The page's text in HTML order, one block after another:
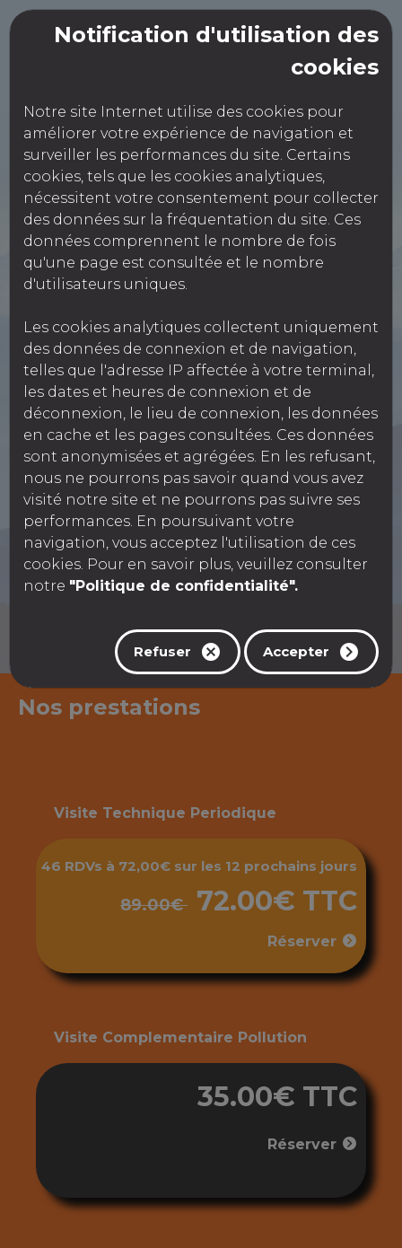
Notification d'utilisation des
cookies
Notre site Internet utilise des cookies pour
améliorer votre expérience de navigation et
surveiller les performances du site. Certains
cookies, tels que les cookies analytiques,
nécessitent votre consentement pour collecter
des données sur la fréquentation du site. Ces
données comprennent le nombre de fois
qu'une page est consultée et le nombre
d'utilisateurs uniques.
Les cookies analytiques collectent uniquement
des données de connexion et de navigation,
telles que l'adresse IP affectée à votre terminal,
les dates et heures de connexion et de
déconnexion, le lieu de connexion, les données
en cache et les pages consultées. Ces données
sont anonymisées et agrégées. En les refusant,
nous ne pourrons pas savoir quand vous avez
visité notre site et ne pourrons pas suivre ses
performances. En poursuivant votre
navigation, vous acceptez l'utilisation de ces
cookies. Pour en savoir plus, veuillez consulter
notre "Politique de confidentialité".
Refuser Accepter
SAS CONTROLE
TECHNIQUE
AUXONNE
10 rue du Bief Perou,
0380374870
Réservation Véhicules Légers
Réservation motos, quads, voiturettes...
Nos prestations
Visite Technique Periodique
46 RDVs à 72,00€ sur les 12 prochains jours
89.00€ 72.00€ TTC
Réserver
Visite Complementaire Pollution
35.00€ TTC
Réserver